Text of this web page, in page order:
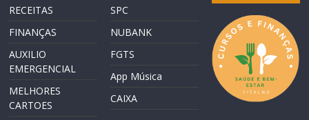
RECEITAS
FINANÇAS
AUXILIO
EMERGENCIAL
MELHORES
CARTOES
SPC
NUBANK
FGTS
App Música
CAIXA